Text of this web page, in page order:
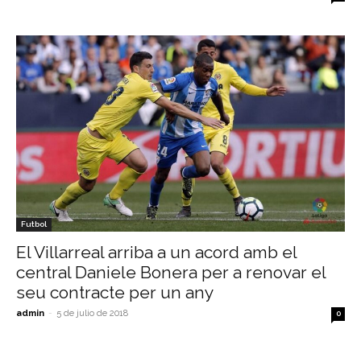
Futbol
El Villarreal arriba a un acord amb el
central Daniele Bonera per a renovar el
seu contracte per un any
admin - 5 de julio de 2018 0